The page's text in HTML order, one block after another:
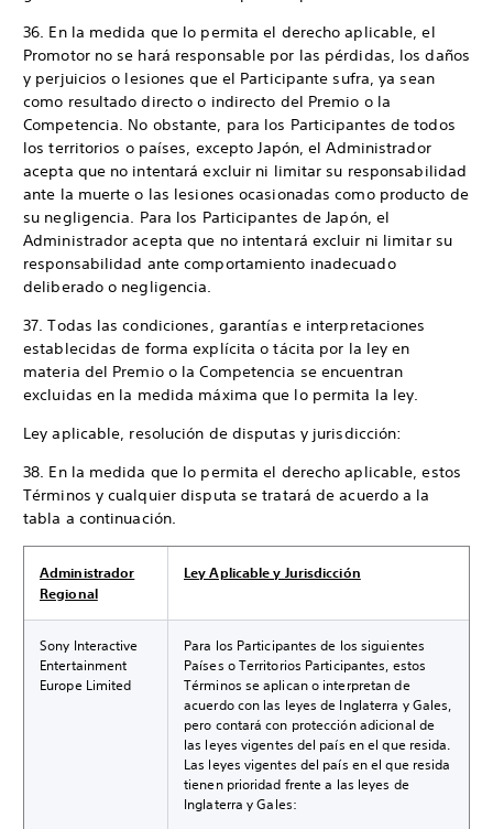
36. En la medida que lo permita el derecho aplicable, el
Promotor no se hará responsable por las pérdidas, los daños
y perjuicios o lesiones que el Participante sufra, ya sean
como resultado directo o indirecto del Premio o la
Competencia. No obstante, para los Participantes de todos
los territorios o países, excepto Japón, el Administrador
acepta que no intentará excluir ni limitar su responsabilidad
ante la muerte o las lesiones ocasionadas como producto de
su negligencia. Para los Participantes de Japón, el
Administrador acepta que no intentará excluir ni limitar su
responsabilidad ante comportamiento inadecuado
deliberado o negligencia.
37. Todas las condiciones, garantías e interpretaciones
establecidas de forma explícita o tácita por la ley en
materia del Premio o la Competencia se encuentran
excluidas en la medida máxima que lo permita la ley.
Ley aplicable, resolución de disputas y jurisdicción:
38. En la medida que lo permita el derecho aplicable, estos
Términos y cualquier disputa se tratará de acuerdo a la
tabla a continuación.
Administrador
Regional
Ley Aplicable y Jurisdicción
Sony Interactive
Entertainment
Europe Limited
Para los Participantes de los siguientes
Países o Territorios Participantes, estos
Términos se aplican o interpretan de
acuerdo con las leyes de Inglaterra y Gales,
pero contará con protección adicional de
las leyes vigentes del país en el que resida.
Las leyes vigentes del país en el que resida
tienen prioridad frente a las leyes de
Inglaterra y Gales: